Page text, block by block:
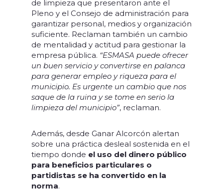
de limpieza que presentaron ante el
Pleno y el Consejo de administración para
garantizar personal, medios y organización
suficiente. Reclaman también un cambio
de mentalidad y actitud para gestionar la
empresa pública. “ESMASA puede ofrecer
un buen servicio y convertirse en palanca
para generar empleo y riqueza para el
municipio. Es urgente un cambio que nos
saque de la ruina y se tome en serio la
limpieza del municipio”, reclaman.
Además, desde Ganar Alcorcón alertan
sobre una práctica desleal sostenida en el
tiempo donde el uso del dinero público
para beneficios particulares o
partidistas se ha convertido en la
norma.